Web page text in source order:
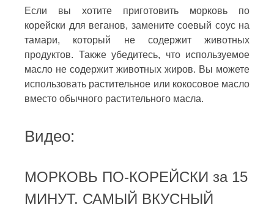
Если вы хотите приготовить морковь по
корейски для веганов, замените соевый соус на
тамари, который не содержит животных
продуктов. Также убедитесь, что используемое
масло не содержит животных жиров. Вы можете
использовать растительное или кокосовое масло
вместо обычного растительного масла.
Видео:
МОРКОВЬ ПО-КОРЕЙСКИ за 15
МИНУТ. САМЫЙ ВКУСНЫЙ